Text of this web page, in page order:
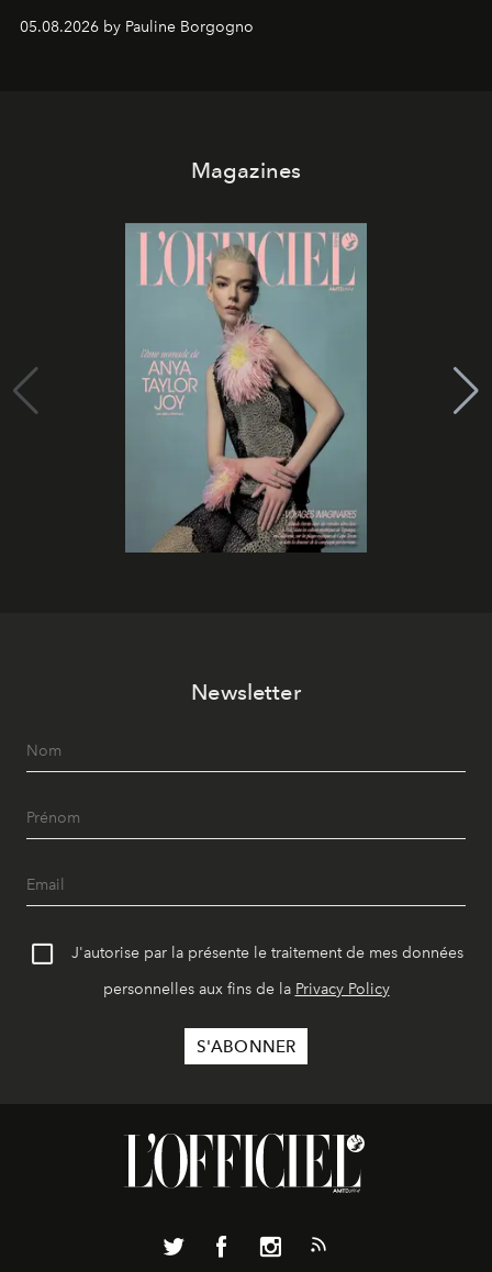
05.08.2026 by Pauline Borgogno
Magazines
Newsletter
J'autorise par la présente le traitement de mes données
personnelles aux fins de la Privacy Policy